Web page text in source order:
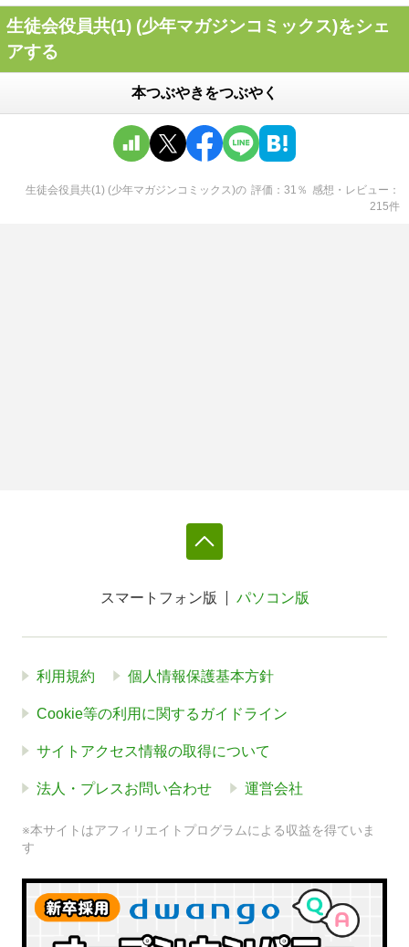
生徒会役員共(1) (少年マガジンコミックス)をシェ
アする
本つぶやきをつぶやく
生徒会役員共(1) (少年マガジンコミックス)の 評価 31 ％ 感想・レビュー
215件
スマートフォン版 パソコン版
利用規約 個人情報保護基本方針
Cookie等の利用に関するガイドライン
サイトアクセス情報の取得について
法人・プレスお問い合わせ 運営会社
※本サイトはアフィリエイトプログラムによる収益を得ていま
す